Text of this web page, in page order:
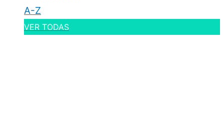
A-Z
VER TODAS